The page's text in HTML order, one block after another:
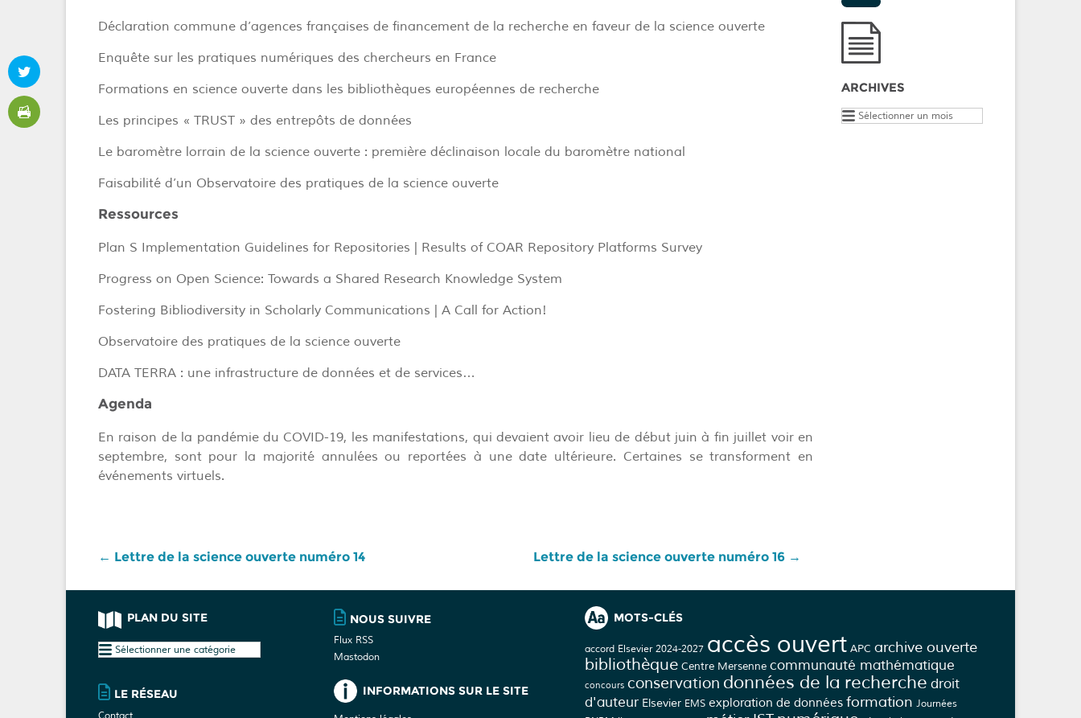
Déclaration commune d’agences françaises de financement de la recherche en faveur de la science ouverte
Enquête sur les pratiques numériques des chercheurs en France
Formations en science ouverte dans les bibliothèques européennes de recherche
Les principes « TRUST » des entrepôts de données
Le baromètre lorrain de la science ouverte : première déclinaison locale du baromètre national
Faisabilité d’un Observatoire des pratiques de la science ouverte
Ressources
Plan S Implementation Guidelines for Repositories | Results of COAR Repository Platforms Survey
Progress on Open Science: Towards a Shared Research Knowledge System
Fostering Bibliodiversity in Scholarly Communications | A Call for Action!
Observatoire des pratiques de la science ouverte
DATA TERRA : une infrastructure de données et de services…
Agenda
En raison de la pandémie du COVID-19, les manifestations, qui devaient avoir lieu de début juin à fin juillet voir en
septembre, sont pour la majorité annulées ou reportées à une date ultérieure. Certaines se transforment en
événements virtuels.
← Lettre de la science ouverte numéro 14 Lettre de la science ouverte numéro 16 →
ARCHIVES
Archives
PLAN DU SITE
Plan
site
LE RÉSEAU
NOUS SUIVRE
Flux RSS
Mastodon
INFORMATIONS SUR LE SITE
MOTS-CLÉS
accord Elsevier 2024-2027 accès ouvert APC archive ouverte
bibliothèque Centre Mersenne communauté mathématique
concours conservation données de la recherche droit
d'auteur Elsevier EMS exploration de données formation Journées